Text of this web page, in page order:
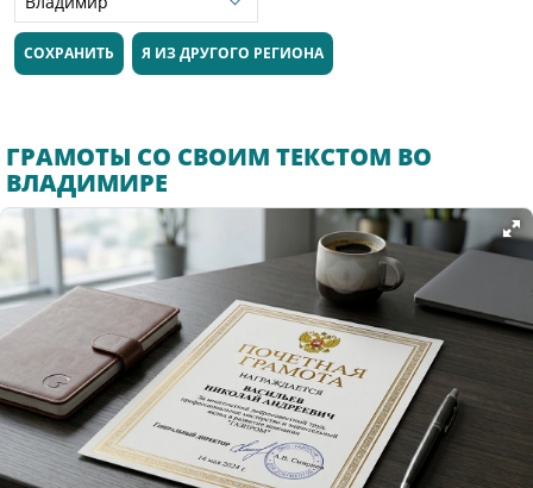
СОХРАНИТЬ Я ИЗ ДРУГОГО РЕГИОНА
ГРАМОТЫ СО СВОИМ ТЕКСТОМ ВО
ВЛАДИМИРЕ